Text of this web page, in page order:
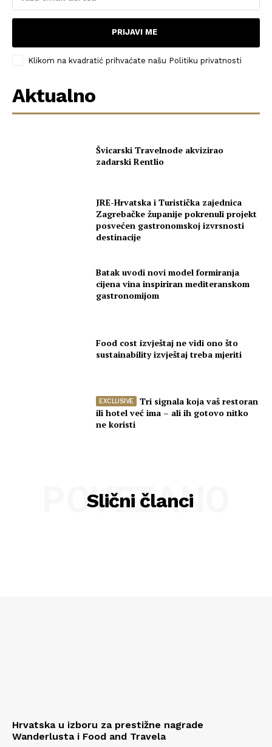
PRIJAVI ME
Klikom na kvadratić prihvaćate našu Politiku privatnosti
Aktualno
Švicarski Travelnode akvizirao
zadarski Rentlio
JRE-Hrvatska i Turistička zajednica
Zagrebačke županije pokrenuli projekt
posvećen gastronomskoj izvrsnosti
destinacije
Batak uvodi novi model formiranja
cijena vina inspiriran mediteranskom
gastronomijom
Food cost izvještaj ne vidi ono što
sustainability izvještaj treba mjeriti
Tri signala koja vaš restoran
ili hotel već ima – ali ih gotovo nitko
ne koristi
Slični članci
POVEZANO
Hrvatska u izboru za prestižne nagrade
Wanderlusta i Food and Travela